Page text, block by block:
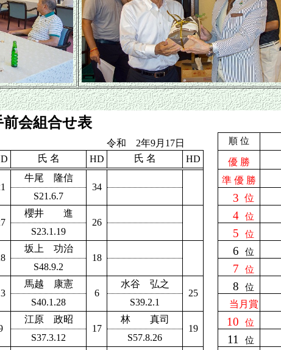
前会組合せ表
令和 2年9月17日 順 位
氏 名 HD 氏 名 HD 優 勝
牛尾 隆信
34
準 優 勝
S21.6.7 3 位
櫻井 進
26
4 位
S23.1.19 5 位
坂上 功治
18
6 位
S48.9.2 7 位
馬越 康憲
6
水谷 弘之
25
8 位
S40.1.28 S39.2.1 当月賞
江原 政昭
17
林 真司
19
10 位
S37.3.12 S57.8.26 11 位